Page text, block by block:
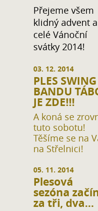
Přejeme všem
klidný advent a
celé Vánoční
svátky 2014!
03. 12. 2014
PLES SWING
BANDU
JE ZDE!!!
A koná se
tuto sobotu!
Těšíme se na
na Střelnici!
05. 11. 2014
Plesová
sezóna
za tři, dva...